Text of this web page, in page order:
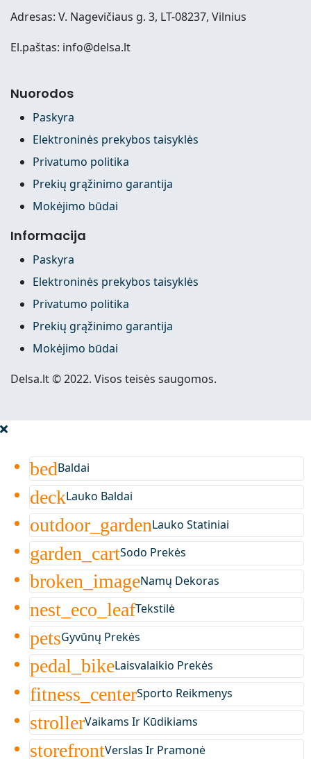
Adresas: V. Nagevičiaus g. 3, LT-08237, Vilnius
El.paštas: info@delsa.lt
Nuorodos
Paskyra
Elektroninės prekybos taisyklės
Privatumo politika
Prekių grąžinimo garantija
Mokėjimo būdai
Informacija
Paskyra
Elektroninės prekybos taisyklės
Privatumo politika
Prekių grąžinimo garantija
Mokėjimo būdai
Delsa.lt © 2022. Visos teisės saugomos.
bedBaldai
deckLauko Baldai
outdoor_gardenLauko Statiniai
garden_cartSodo Prekės
broken_imageNamų Dekoras
nest_eco_leafTekstilė
petsGyvūnų Prekės
pedal_bikeLaisvalaikio Prekės
fitness_centerSporto Reikmenys
strollerVaikams Ir Kūdikiams
storefrontVerslas Ir Pramonė